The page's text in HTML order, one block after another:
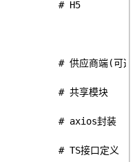
# H5
# 供应商端(可选
# 共享模块
# axios封装
# TS接口定义